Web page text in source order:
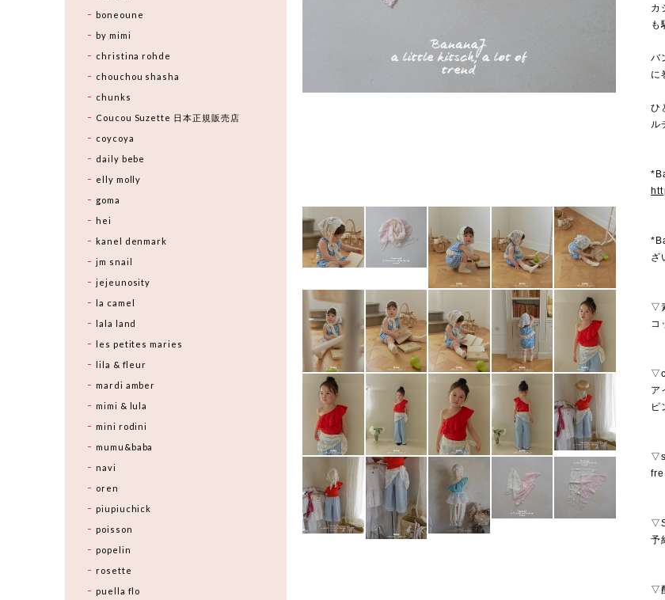
カ
も
バ
に
ひ
ル
ざ
▽
コ
ア
ピ
予
▽
boneoune
by mimi
christina rohde
chouchou shasha
chunks
Coucou Suzette 日本正規販売店
coycoya
daily bebe
elly molly
goma
hei
kanel denmark
jm snail
jejeunosity
la camel
lala land
les petites maries
lila & fleur
mardi amber
mimi & lula
mini rodini
mumu&baba
navi
oren
piupiuchick
poisson
popelin
rosette
puella flo